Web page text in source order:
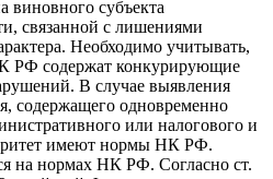
виновного субъекта
связанной с лишениями
Необходимо учитывать,
содержат конкурирующие
В случае выявления
содержащего одновременно
или налогового и
имеют нормы НК РФ.
на нормах НК РФ. Согласно ст.